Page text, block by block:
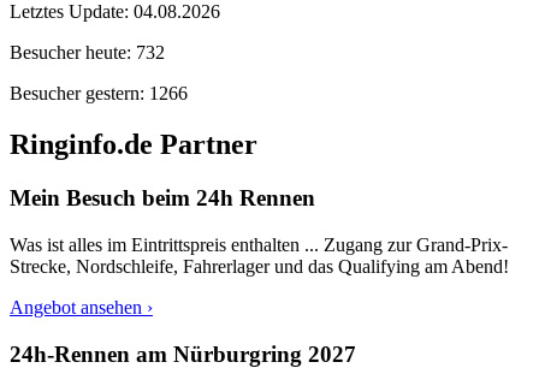
Letztes Update: 04.08.2026
Besucher heute: 732
Besucher gestern: 1266
Ringinfo.de Partner
Mein Besuch beim 24h Rennen
Was ist alles im Eintrittspreis enthalten ... Zugang zur Grand-Prix-
Strecke, Nordschleife, Fahrerlager und das Qualifying am Abend!
Angebot ansehen ›
24h-Rennen am Nürburgring 2027